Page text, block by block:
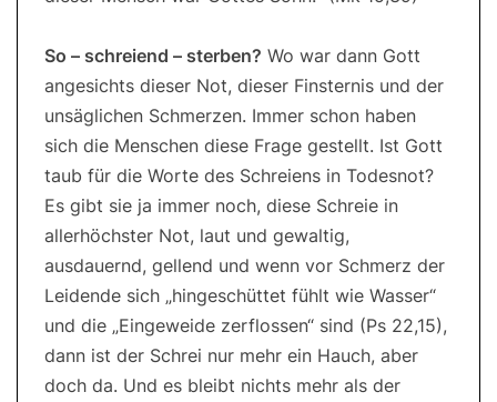
So – schreiend – sterben? Wo war dann Gott
angesichts dieser Not, dieser Finsternis und der
unsäglichen Schmerzen. Immer schon haben
sich die Menschen diese Frage gestellt. Ist Gott
taub für die Worte des Schreiens in Todesnot?
Es gibt sie ja immer noch, diese Schreie in
allerhöchster Not, laut und gewaltig,
ausdauernd, gellend und wenn vor Schmerz der
Leidende sich „hingeschüttet fühlt wie Wasser“
und die „Eingeweide zerflossen“ sind (Ps 22,15),
dann ist der Schrei nur mehr ein Hauch, aber
doch da. Und es bleibt nichts mehr als der